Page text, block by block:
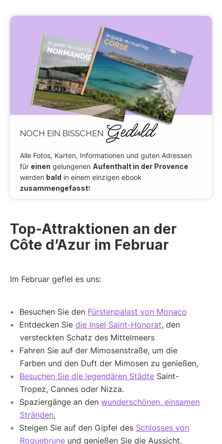
NOCH EIN BISSCHEN Geduld
Alle Fotos, Karten, Informationen und guten Adressen
für einen gelungenen Aufenthalt in der Provence
werden bald in einem einzigen ebook
zusammengefasst!
Top-Attraktionen an der
Côte d’Azur im Februar
Im Februar gefiel es uns:
Besuchen Sie den Fürstenpalast von Monaco
Entdecken Sie die Insel Saint-Honorat, den
versteckten Schatz des Mittelmeers
Fahren Sie auf der Mimosenstraße, um die
Farben und den Duft der Mimosen zu genießen,
Besuchen Sie die legendären Städte Saint-
Tropez, Cannes oder Nizza.
Spaziergänge an den wunderschönen, einsamen
Stränden,
Steigen Sie auf den Gipfel des Schlosses von
Roquebrune und genießen Sie die Aussicht.